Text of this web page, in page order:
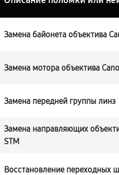
Замена байонета объектива
Замена мотора объектива
Замена передней группы линз
Замена направляющих
STM
Восстановление переходных